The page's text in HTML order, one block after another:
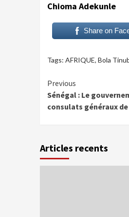
Chioma Adekunle
Share on
Tags: AFRIQUE, Bola
Continue
Reading
Previous
Sénégal : Le
consulats généraux
Articles recents